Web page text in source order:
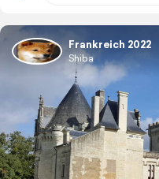
Frankreich 2022
Shiba